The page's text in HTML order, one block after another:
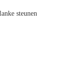
steunen